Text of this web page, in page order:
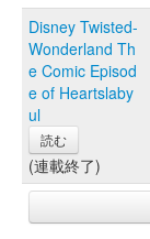
Disney Twisted-
Wonderland Th
e Comic Episod
e of Heartslaby
ul
読む
(連載終了)